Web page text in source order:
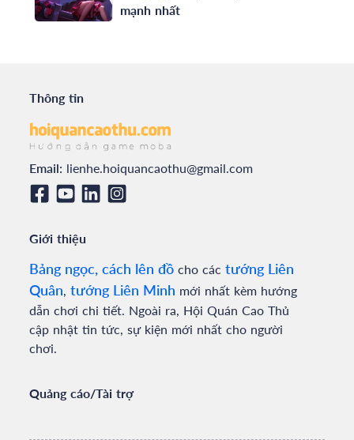
mạnh nhất
Thông tin
Email: lienhe.hoiquancaothu@gmail.com
Giới thiệu
Bảng ngọc, cách lên đồ cho các tướng Liên
Quân, tướng Liên Minh mới nhất kèm hướng
dẫn chơi chi tiết. Ngoài ra, Hội Quán Cao Thủ
cập nhật tin tức, sự kiện mới nhất cho người
chơi.
Quảng cáo/Tài trợ